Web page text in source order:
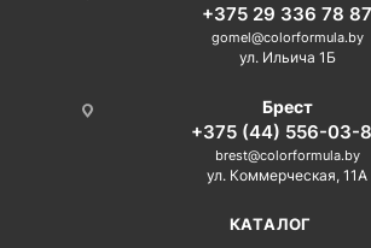
+375 29 336 78 87
gomel@colorformula.by
ул. Ильича 1Б
Брест
+375 (44) 556-03-
brest@colorformula.by
ул. Коммерческая, 11А
КАТАЛОГ